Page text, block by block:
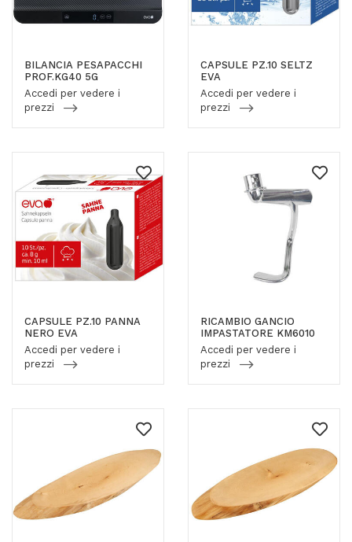
BILANCIA PESAPACCHI
PROF.KG40 5G
Accedi per vedere i
prezzi
CAPSULE PZ.10 SELTZ
EVA
Accedi per vedere i
prezzi
CAPSULE PZ.10 PANNA
NERO EVA
Accedi per vedere i
prezzi
RICAMBIO GANCIO
IMPASTATORE KM6010
Accedi per vedere i
prezzi